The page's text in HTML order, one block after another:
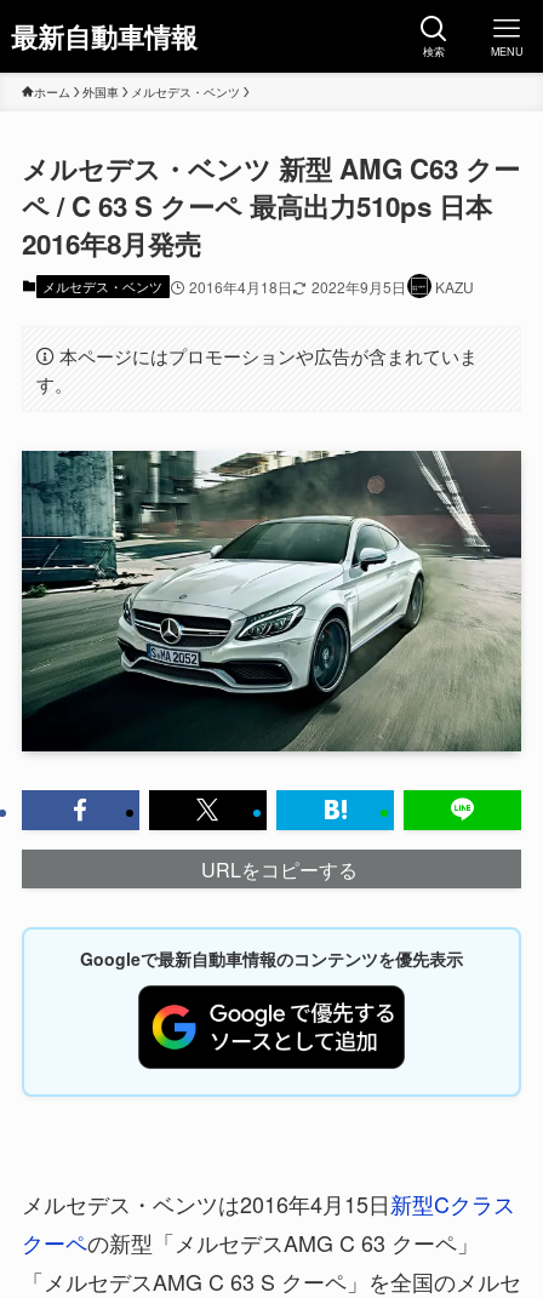
最新自動車情報 検索 MENU
ホーム 外国車 メルセデス・ベンツ
メルセデス・ベンツ 新型 AMG C63 クー
ペ / C 63 S クーペ 最高出力510ps 日本
2016年8月発売
メルセデス・ベンツ 2016年4月18日 2022年9月5日 KAZU
本ページにはプロモーションや広告が含まれていま
す。
URLをコピーする
Googleで最新自動車情報のコンテンツを優先表示
メルセデス・ベンツは2016年4月15日新型Cクラス
クーペの新型「メルセデスAMG C 63 クーペ」
「メルセデスAMG C 63 S クーペ」を全国のメルセ